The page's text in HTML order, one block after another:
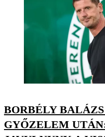
BORBÉLY
GYŐZELEM